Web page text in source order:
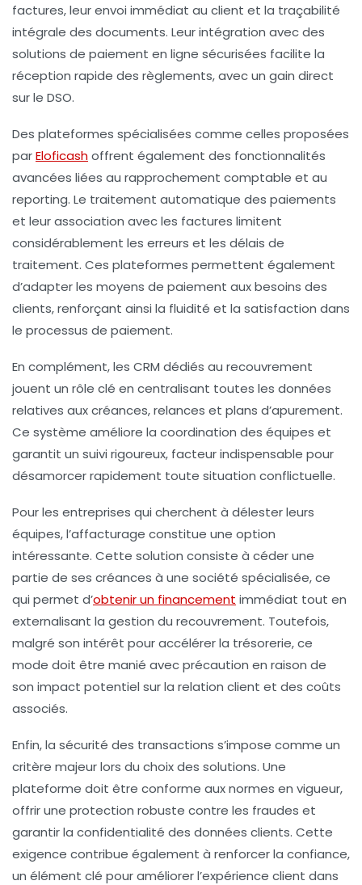
factures, leur envoi immédiat au client et la traçabilité
intégrale des documents. Leur intégration avec des
solutions de paiement en ligne sécurisées facilite la
réception rapide des règlements, avec un gain direct
sur le DSO.
Des plateformes spécialisées comme celles proposées
parEloficashoffrent également des fonctionnalités
avancées liées au rapprochement comptable et au
reporting. Le traitement automatique des paiements
et leur association avec les factures limitent
considérablement les erreurs et les délais de
traitement. Ces plateformes permettent également
d’adapter les moyens de paiement aux besoins des
clients, renforçant ainsi la fluidité et la satisfaction dans
le processus de paiement.
En complément, les CRM dédiés au recouvrement
jouent un rôle clé en centralisant toutes les données
relatives aux créances, relances et plans d’apurement.
Ce système améliore la coordination des équipes et
garantit un suivi rigoureux, facteur indispensable pour
désamorcer rapidement toute situation conflictuelle.
Pour les entreprises qui cherchent à délester leurs
équipes, l’affacturage constitue une option
intéressante. Cette solution consiste à céder une
partie de ses créances à une société spécialisée, ce
qui permet d’obtenir un financement immédiat tout en
externalisant la gestion du recouvrement. Toutefois,
malgré son intérêt pour accélérer la trésorerie, ce
mode doit être manié avec précaution en raison de
son impact potentiel sur la relation client et des coûts
associés.
Enfin, la sécurité des transactions s’impose comme un
critère majeur lors du choix des solutions. Une
plateforme doit être conforme aux normes en vigueur,
offrir une protection robuste contre les fraudes et
garantir la confidentialité des données clients. Cette
exigence contribue également à renforcer la confiance,
un élément clé pour améliorer l’expérience client dans